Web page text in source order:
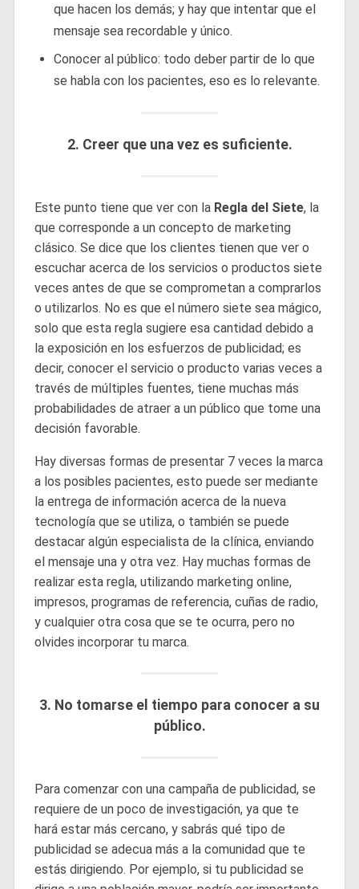
que hacen los demás; y hay que intentar que el
mensaje sea recordable y único.
Conocer al público: todo deber partir de lo que
se habla con los pacientes, eso es lo relevante.
2. Creer que una vez es suficiente.
Este punto tiene que ver con laRegla del Siete, la
que corresponde a un concepto de marketing
clásico. Se dice que los clientes tienen que ver o
escuchar acerca de los servicios o productos siete
veces antes de que se comprometan a comprarlos
o utilizarlos. No es que el número siete sea mágico,
solo que esta regla sugiere esa cantidad debido a
la exposición en los esfuerzos de publicidad; es
decir, conocer el servicio o producto varias veces a
través de múltiples fuentes, tiene muchas más
probabilidades de atraer a un público que tome una
decisión favorable.
Hay diversas formas de presentar 7 veces la marca
a los posibles pacientes, esto puede ser mediante
la entrega de información acerca de la nueva
tecnología que se utiliza, o también se puede
destacar algún especialista de la clínica, enviando
el mensaje una y otra vez. Hay muchas formas de
realizar esta regla, utilizando marketing online,
impresos, programas de referencia, cuñas de radio,
y cualquier otra cosa que se te ocurra, pero no
olvides incorporar tu marca.
3. No tomarse el tiempo para conocer a su
público.
Para comenzar con una campaña de publicidad, se
requiere de un poco de investigación, ya que te
hará estar más cercano, y sabrás qué tipo de
publicidad se adecua más a la comunidad que te
estás dirigiendo. Por ejemplo, si tu publicidad se